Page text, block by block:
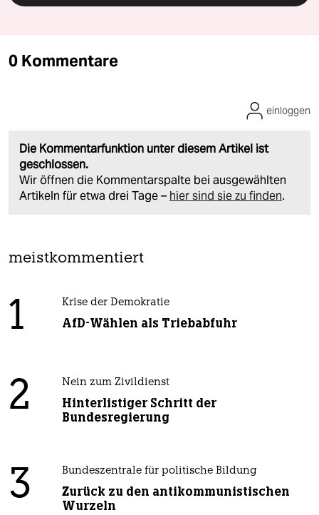
0 Kommentare
Die Kommentarfunktion unter diesem Artikel ist
geschlossen.
Wir öffnen die Kommentarspalte bei ausgewählten
Artikeln für etwa drei Tage – hier sind sie zu finden.
einloggen
meistkommentiert
1 Krise der Demokratie
AfD-Wählen als Triebabfuhr
2 Nein zum Zivildienst
Hinterlistiger Schritt der
Bundesregierung
3 Bundeszentrale für politische Bildung
Zurück zu den antikommunistischen
Wurzeln